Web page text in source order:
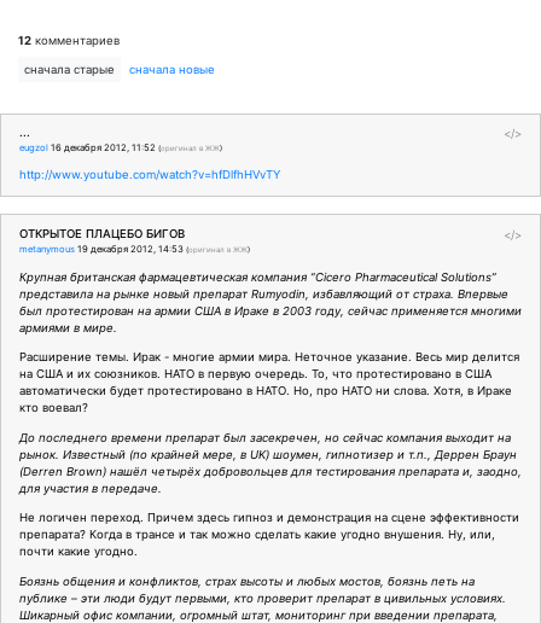
12 комментариев
сначала старые сначала новые
</>
...
eugzol 16 декабря 2012, 11:52 (оригинал в ЖЖ)
http://www.youtube.com/watch?v=hfDlfhHVvTY
</>
ОТКРЫТОЕ ПЛАЦЕБО БИГОВ
metanymous 19 декабря 2012, 14:53 (оригинал в ЖЖ)
Крупная британская фармацевтическая компания “Cicero Pharmaceutical Solutions”
представила на рынке новый препарат Rumyodin, избавляющий от страха. Впервые
был протестирован на армии США в Ираке в 2003 году, сейчас применяется многими
армиями в мире.
Расширение темы. Ирак - многие армии мира. Неточное указание. Весь мир делится
на США и их союзников. НАТО в первую очередь. То, что протестировано в США
автоматически будет протестировано в НАТО. Но, про НАТО ни слова. Хотя, в Ираке
кто воевал?
До последнего времени препарат был засекречен, но сейчас компания выходит на
рынок. Известный (по крайней мере, в UK) шоумен, гипнотизер и т.п., Деррен Браун
(Derren Brown) нашёл четырёх добровольцев для тестирования препарата и, заодно,
для участия в передаче.
Не логичен переход. Причем здесь гипноз и демонстрация на сцене эффективности
препарата? Когда в трансе и так можно сделать какие угодно внушения. Ну, или,
почти какие угодно.
Боязнь общения и конфликтов, страх высоты и любых мостов, боязнь петь на
публике – эти люди будут первыми, кто проверит препарат в цивильных условиях.
Шикарный офис компании, огромный штат, мониторинг при введении препарата,